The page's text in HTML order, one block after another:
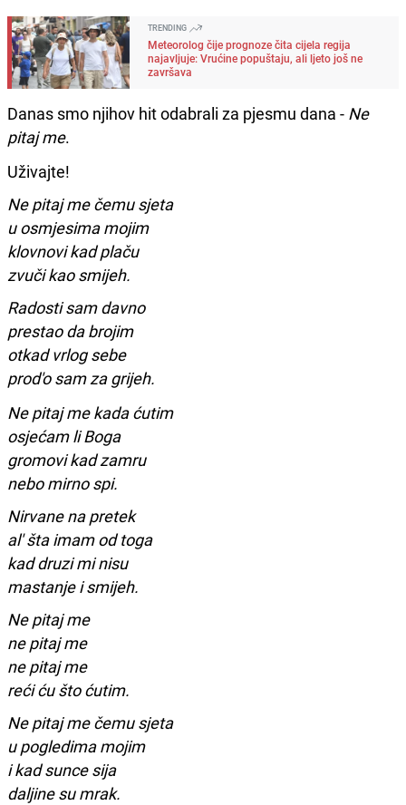
TRENDING
Meteorolog čije prognoze čita cijela regija
najavljuje: Vrućine popuštaju, ali ljeto još ne
završava
Danas smo njihov hit odabrali za pjesmu dana - Ne
pitaj me.
Uživajte!
Ne pitaj me čemu sjeta
u osmjesima mojim
klovnovi kad plaču
zvuči kao smijeh.
Radosti sam davno
prestao da brojim
otkad vrlog sebe
prod'o sam za grijeh.
Ne pitaj me kada ćutim
osjećam li Boga
gromovi kad zamru
nebo mirno spi.
Nirvane na pretek
al' šta imam od toga
kad druzi mi nisu
mastanje i smijeh.
Ne pitaj me
ne pitaj me
ne pitaj me
reći ću što ćutim.
Ne pitaj me čemu sjeta
u pogledima mojim
i kad sunce sija
daljine su mrak.